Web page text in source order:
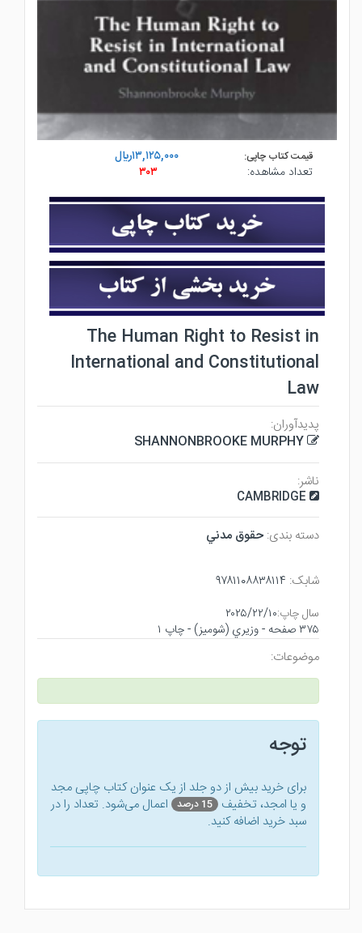
قیمت کتاب چاپی:
۱۳,۱۲۵,۰۰۰ريال
تعداد مشاهده:
۳۰۳
The Human Right to Resist in
International and Constitutional
Law
پدیدآوران:
SHANNONBROOKE MURPHY
ناشر:
CAMBRIDGE
دسته بندی: حقوق مدني
شابک: ۹۷۸۱۱۰۸۸۳۸۱۱۴
سال چاپ:۲۰۲۵/۲۲/۱۰
۳۷۵ صفحه - وزيري (شوميز) - چاپ ۱
موضوعات:
توجه
برای خرید بیش از دو جلد از یک عنوان کتاب‌ چاپی مجد
و یا امجد، تخفیف 15 درصد
اعمال می‌شود. تعداد را در
سبد خرید اضافه کنید.